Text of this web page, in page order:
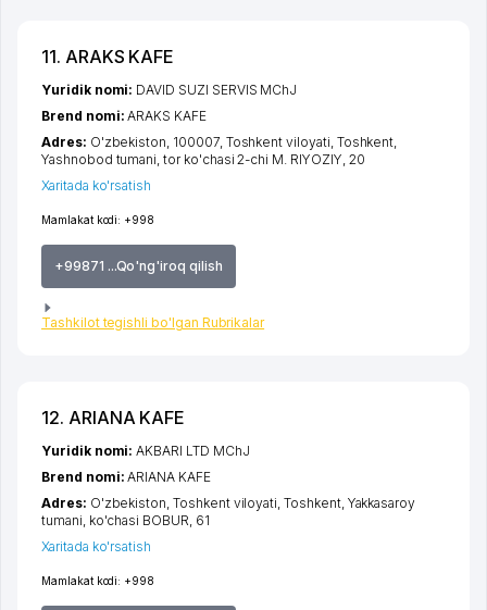
11. ARAKS KAFE
Mamlakat kodi: +998
+99871 ...Qo'ng'iroq qilish
Tashkilot tegishli bo'lgan Rubrikalar
Yuridik nomi: DAVID SUZI SERVIS MChJ
Brend nomi:ARAKS KAFE
Adres: O'zbekiston, 100007, Toshkent viloyati, Toshkent,
Yashnobod tumani,tor ko'chasi 2-chi M. RIYOZIY, 20
Xaritada ko'rsatish
12. ARIANA KAFE
Mamlakat kodi: +998
Yuridik nomi:AKBARI LTD MChJ
Brend nomi:ARIANA KAFE
Adres: O'zbekiston,Toshkent viloyati,Toshkent, Yakkasaroy
tumani, ko'chasi BOBUR, 61
Xaritada ko'rsatish